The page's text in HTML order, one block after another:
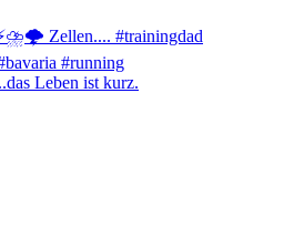
Leben ist kurz.